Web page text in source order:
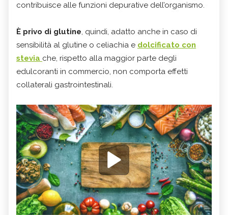
contribuisce alle funzioni depurative dell’organismo.
È privo di glutine, quindi, adatto anche in caso di
sensibilità al glutine o celiachia e dolcificato con
stevia ​​​​​​​che, rispetto alla maggior parte degli
edulcoranti in commercio, non comporta effetti
collaterali gastrointestinali.